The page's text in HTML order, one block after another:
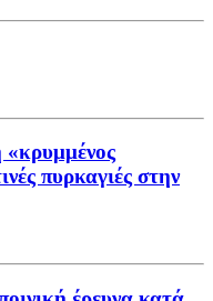
πυρκαγιές στην